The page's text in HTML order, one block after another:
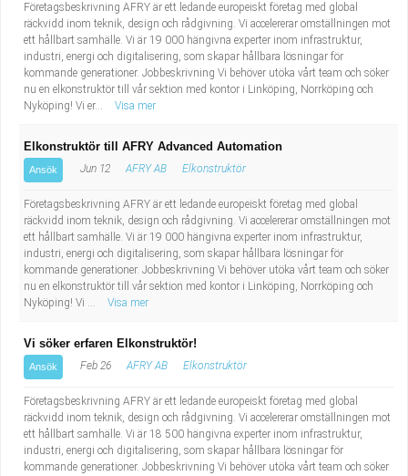
Företagsbeskrivning AFRY är ett ledande europeiskt företag med global
räckvidd inom teknik, design och rådgivning. Vi accelererar omställningen mot
ett hållbart samhälle. Vi är 19 000 hängivna experter inom infrastruktur,
industri, energi och digitalisering, som skapar hållbara lösningar för
kommande generationer. Jobbeskrivning Vi behöver utöka vårt team och söker
nu en elkonstruktör till vår sektion med kontor i Linköping, Norrköping och
Nyköping! Vi er...
Visa mer
Elkonstruktör till AFRY Advanced Automation
Ansök Jun 12 AFRY AB Elkonstruktör
Företagsbeskrivning AFRY är ett ledande europeiskt företag med global
räckvidd inom teknik, design och rådgivning. Vi accelererar omställningen mot
ett hållbart samhälle. Vi är 19 000 hängivna experter inom infrastruktur,
industri, energi och digitalisering, som skapar hållbara lösningar för
kommande generationer. Jobbeskrivning Vi behöver utöka vårt team och söker
nu en elkonstruktör till vår sektion med kontor i Linköping, Norrköping och
Nyköping! Vi ...
Visa mer
Vi söker erfaren Elkonstruktör!
Ansök Feb 26 AFRY AB Elkonstruktör
Företagsbeskrivning AFRY är ett ledande europeiskt företag med global
räckvidd inom teknik, design och rådgivning. Vi accelererar omställningen mot
ett hållbart samhälle. Vi är 18 500 hängivna experter inom infrastruktur,
industri, energi och digitalisering, som skapar hållbara lösningar för
kommande generationer. Jobbeskrivning Vi behöver utöka vårt team och söker